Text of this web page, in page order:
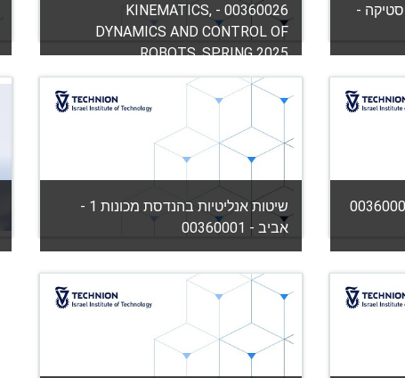
-
00360026 - KINEMATICS,
DYNAMICS AND CONTROL OF
ROBOTS, SPRING 2025
קטגוריה:הפקולטה להנדסת מכונות
View Course
מורה: יזהר אור
מורה: רום לוי
מורה: צבי צפניק
שיטות אנליטיות בהנדסת מכונות 1 -
אביב - 00360001
קטגוריה: הפקולטה להנדסת מכונות
View Course
מורה: אמיר גת